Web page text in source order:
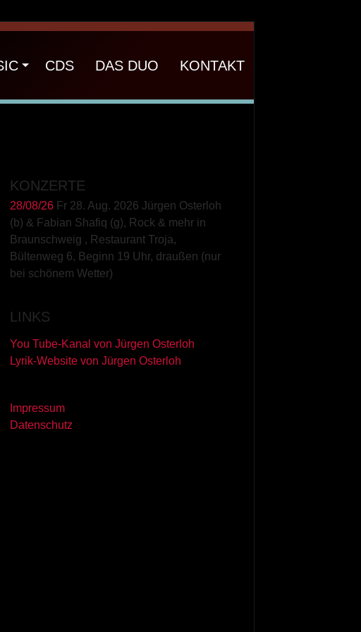
CDS DAS DUO KONTAKT
KONZERTE
28/08/26 Fr 28. Aug. 2026 Jürgen Osterloh
(b) & Fabian Shafiq (g), Rock & mehr in
Braunschweig , Restaurant Troja,
Bültenweg 6, Beginn 19 Uhr, draußen (nur
bei schönem Wetter)
LINKS
You Tube-Kanal von Jürgen Osterloh
Lyrik-Website von Jürgen Osterloh
Impressum
Datenschutz